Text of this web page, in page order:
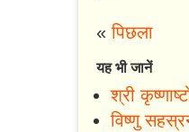
«पिछला
यह भी जानें
श्री
विष्णु